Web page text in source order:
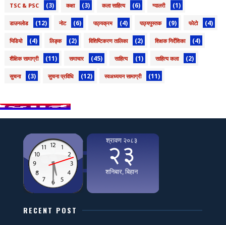
TSC & PSC (3) कक्षा (3) कला साहित्य (6) ग्यालरी (1)
डाउनलाेड (12) नाेट (6) पाठ्यक्रम (4) पाठ्यपुस्तक (9) फाेटाे (4)
भिडियो (4) लिङ्क (2) विशिष्टिकरण तालिका (2) शिक्षक निर्देशिका (4)
शैक्षिक सामाग्री (11) समाचार (45) साहित्य (1) साहित्य कला (2)
सुचना (3) सुचना प्रविधि (12) स्वअध्ययन सामाग्री (11)
RECENT POST